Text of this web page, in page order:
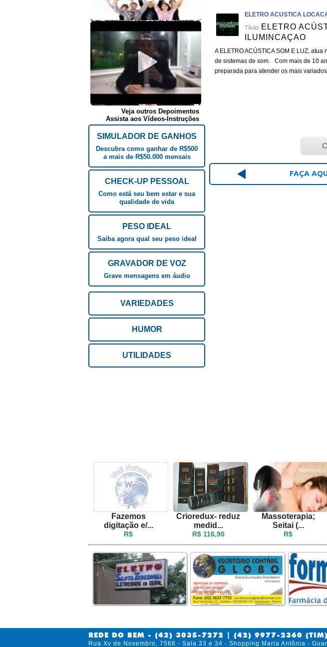
Veja outros Depoimentos
Assista aos Vídeos-Instruções
SIMULADOR DE GANHOS
Descubra como ganhar de R$500
a mais de R$50.000 mensais
CHECK-UP PESSOAL
Como está seu bem estar e sua
qualidade de vida
PESO IDEAL
Saiba agora qual seu peso ideal
GRAVADOR DE VOZ
Grave mensagens em áudio
VARIEDADES
HUMOR
UTILIDADES
ELETRO ACUSTICA
Título: ELETRO
ILUMINCAÇAO
A ELETRO ACÚSTICA SOM E LUZ,
de sistemas de som. Com mais de 10
preparada para atender os mais
FAÇA
Fazemos
digitação e/...
R$
Crioredux- reduz
medid...
R$ 116,90
Massoterapia;
Seitai (...
R$
REDE DO BEM - (42) 3035-7272 | (42) 9977-2360 (TIM)
Rua Xv de Novembro, 7566 - Sala 33 e 34 - Shopping Maria Antônia -